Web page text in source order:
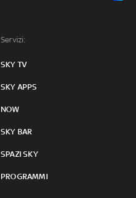
Servizi:
SKY TV
SKY APPS
NOW
SKY BAR
SPAZI SKY
PROGRAMMI